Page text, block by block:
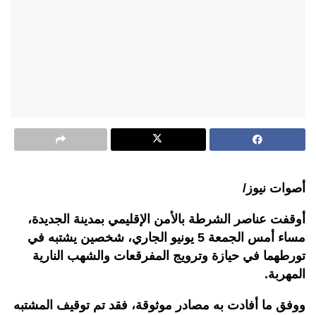
أصوات نيوز/
أوقفت عناصر الشرطة بالأمن الإقليمي بمدينة الجديدة،
مساء أمس الجمعة 5 يونيو الجاري، شخصين يشتبه في
تورطهما في حيازة وترويج المفرقعات والشهب النارية
المهربة.
ووفق ما أفادت به مصادر موثوقة، فقد تم توقيف المشتبه